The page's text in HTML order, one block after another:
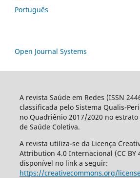
Português
Open Journal Systems
A revista Saúde em Redes (ISSN
classificada pelo Sistema Qualis-
no Quadriênio 2017/2020 no estrato
de Saúde Coletiva.
A revista utiliza-se da Licença
Attribution 4.0 Internacional (CC BY
disponível no link a seguir:
https://creativecommons.org/